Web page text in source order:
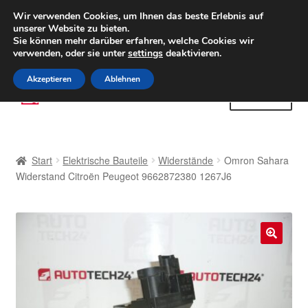
LIEFERUNG ab 6 EUR
Weltweiter Versand
(800) 500 564Mo-Fr 9-16 Uhr
Zur
Navigation
Zum
Inhalt
AGB
Datenschutz-Bestimmungen
Start Elektrische Bauteile Widerstände
Omron Sahara
Widerstand Citroën Peugeot 9662872380 1267J6
Wir verwenden Cookies, um Ihnen das beste Erlebnis auf
unserer Website zu bieten.
Sie können mehr darüber erfahren, welche Cookies wir
verwenden, oder sie untersettings deaktivieren.
Akzeptieren Ablehnen